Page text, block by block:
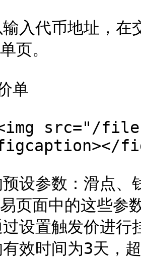
入代币地址，在
页。
单
src="/files/
设参数：滑点、
页面中的这些参
设置触发价进行
效时间为3天，